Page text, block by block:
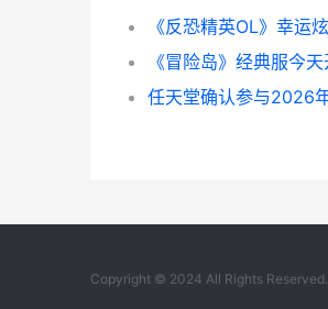
《冒险岛》经典服今
Copyright © 2024 All Rights